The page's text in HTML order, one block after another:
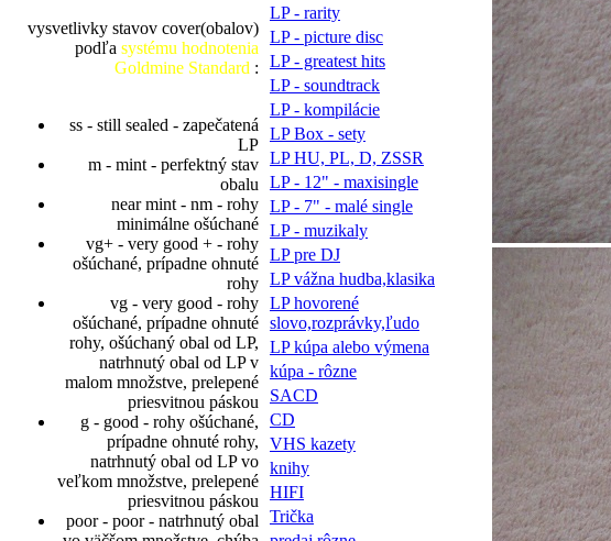
vysvetlivky stavov cover(obalov)
podľa systému hodnotenia
Goldmine Standard :
ss - still sealed - zapečatená
LP
m - mint - perfektný stav
obalu
near mint - nm - rohy
minimálne ošúchané
vg+ - very good + - rohy
ošúchané, prípadne ohnuté
rohy
vg - very good - rohy
ošúchané, prípadne ohnuté
rohy, ošúchaný obal od LP,
natrhnutý obal od LP v
malom množstve, prelepené
priesvitnou páskou
g - good - rohy ošúchané,
prípadne ohnuté rohy,
natrhnutý obal od LP vo
veľkom množstve, prelepené
priesvitnou páskou
poor - poor - natrhnutý obal
LP - rarity
LP - picture disc
LP - greatest hits
LP - soundtrack
LP - kompilácie
LP Box - sety
LP HU, PL, D, ZSSR
LP - 12" - maxisingle
LP - 7" - malé single
LP - muzikaly
LP pre DJ
LP vážna hudba,klasika
LP hovorené
slovo,rozprávky,ľudo
LP kúpa alebo výmena
kúpa - rôzne
SACD
CD
VHS kazety
knihy
HIFI
Trička